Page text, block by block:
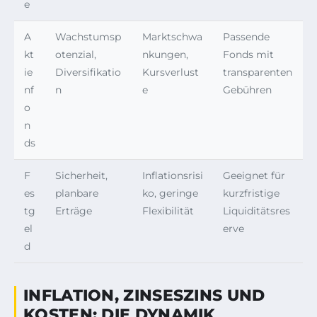
e
A
kt
ie
nf
o
n
ds
Wachstumsp
otenzial,
Diversifikatio
n
Marktschwa
nkungen,
Kursverlust
e
Passende
Fonds mit
transparenten
Gebühren
F
es
tg
el
d
Sicherheit,
planbare
Erträge
Inflationsrisi
ko, geringe
Flexibilität
Geeignet für
kurzfristige
Liquiditätsres
erve
INFLATION, ZINSESZINS UND